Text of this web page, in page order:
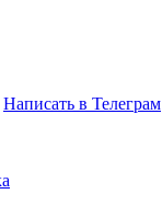
Написать в Телеграм